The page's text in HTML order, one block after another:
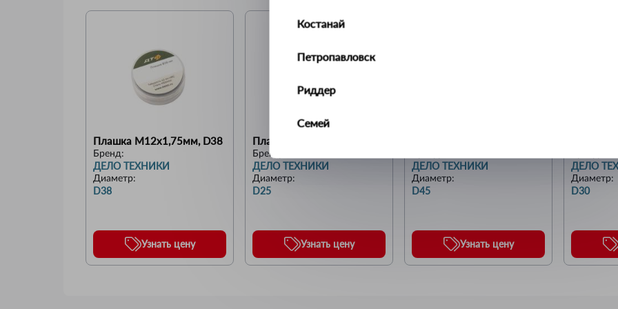
Костанай
Петропавловск
Риддер
Семей
Талдыкорган
Шымкент
Плашка M12x1,75мм, D38
Бренд:
ДЕЛО ТЕХНИКИ
Диаметр:
D38
Узнать цену
Плашка
Бренд:
ДЕЛО ТЕХНИКИ
Диаметр:
D25
Узнать цену
ДЕЛО ТЕХНИКИ
Диаметр:
D45
Узнать цену
Плашка
ДЕЛО
Диаметр:
D30